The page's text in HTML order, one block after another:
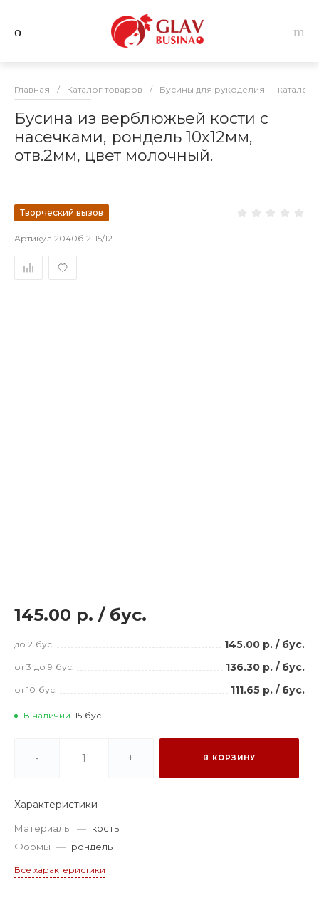
Главная / Каталог товаров / Бусины для рукоделия — каталог
Бусина из верблюжьей кости с
насечками, рондель 10х12мм,
отв.2мм, цвет молочный.
Творческий вызов
Артикул 2040б.2-15/12
145.00 р. / бус.
до 2 бус. 145.00 р. / бус.
от 3 до 9 бус. 136.30 р. / бус.
от 10 бус. 111.65 р. / бус.
В наличии 15 бус.
- + В КОРЗИНУ
Характеристики
Материалы — кость
Формы — рондель
Все характеристики